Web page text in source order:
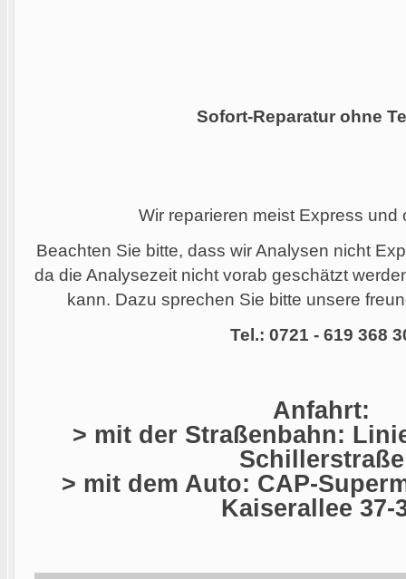
Sofort-Reparatur ohne
Wir reparieren meist Express und
Beachten Sie bitte, dass wir Analysen nicht
da die Analysezeit nicht vorab geschätzt
kann. Dazu sprechen Sie bitte unsere
Tel.: 0721 - 619 368
Anfahrt:
> mit der Straßenbahn:
Schillerstraße
> mit dem Auto: CAP-
Kaiserallee 37-